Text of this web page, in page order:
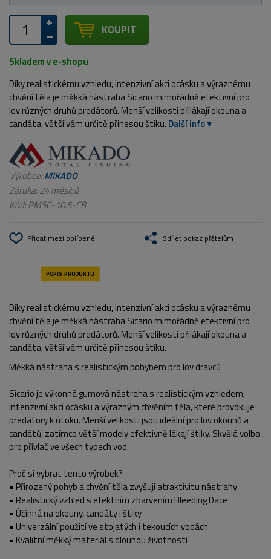
KOUPIT
Skladem v e-shopu
Díky realistickému vzhledu, intenzivní akci ocásku a výraznému
chvění těla je měkká nástraha Sicario mimořádně efektivní pro
lov různých druhů predátorů. Menší velikosti přilákají okouna a
candáta, větší vám určitě přinesou štiku. Další info
Výrobce:MIKADO
Záruka: 24 měsíců
Kód:PMSC-10.5-CB
Přidat mezi oblíbené Sdílet odkaz přátelům
POPIS PRODUKTU
Díky realistickému vzhledu, intenzivní akci ocásku a výraznému
chvění těla je měkká nástraha Sicario mimořádně efektivní pro
lov různých druhů predátorů. Menší velikosti přilákají okouna a
candáta, větší vám určitě přinesou štiku.
Měkká nástraha s realistickým pohybem pro lov dravců
Sicario je výkonná gumová nástraha s realistickým vzhledem,
intenzivní akcí ocásku a výrazným chvěním těla, které provokuje
predátory k útoku. Menší velikosti jsou ideální pro lov okounů a
candátů, zatímco větší modely efektivně lákají štiky. Skvělá volba
pro přívlač ve všech typech vod.
Proč si vybrat tento výrobek?
• Přirozený pohyb a chvění těla zvyšují atraktivitu nástrahy
• Realistický vzhled s efektním zbarvením Bleeding Dace
• Účinná na okouny, candáty i štiky
• Univerzální použití ve stojatých i tekoucích vodách
• Kvalitní měkký materiál s dlouhou životností